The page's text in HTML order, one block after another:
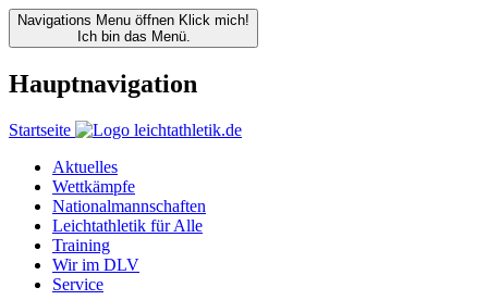
Navigations Menu öffnen Klick mich!
Ich bin das Menü.
Hauptnavigation
Startseite
Aktuelles
Wettkämpfe
Nationalmannschaften
Leichtathletik für Alle
Training
Wir im DLV
Service